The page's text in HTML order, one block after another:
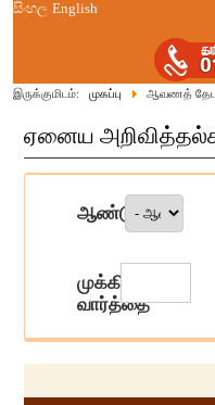
සිංහල English
இருக்குமிடம்: முகப்பு ஆவணத்
ஏனைய
ஆண்டு
முக்கிய
வார்த்தை